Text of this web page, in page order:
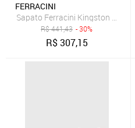
FERRACINI
Sapato Ferracini Kingston
R$441,43 - 30%
R$307,15